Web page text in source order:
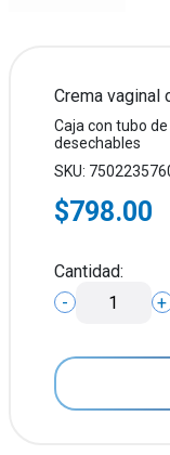
Crema vaginal
Caja con tubo
desechables
SKU:
$798.00
Cantidad:
-
+